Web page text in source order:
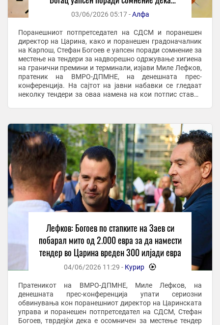
местел тендери
03/06/2026 05:17 -Алфа
Поранешниот потпретседател на СДСМ и поранешен
директор на Царина, како и поранешен градоначалник
на Карпош, Стефан Богоев е уапсен поради сомнение за
местење на тендери за надворешно одржување хигиена
на гранични премини и терминали, изјави Миле Лефков,
пратеник на ВМРО-ДПМНЕ, на денешната прес-
конференција. На сајтот на јавни набавки се гледаат
неколку тендери за оваа намена на кои потпис ставил
Лефков: Богоев по стапките на Заев си
побарал мито од 2.000 евра за да намести
тендер во Царина вреден 300 илјади евра
04/06/2026 11:29 - Курир -
Пратеникот на ВМРО-ДПМНЕ, Миле Лефков, на
денешната прес-конференција упати сериозни
обвинувања кон поранешниот директор на Царинската
управа и поранешен потпретседател на СДСМ, Стефан
Богоев, тврдејќи дека е осомничен за местење тендер